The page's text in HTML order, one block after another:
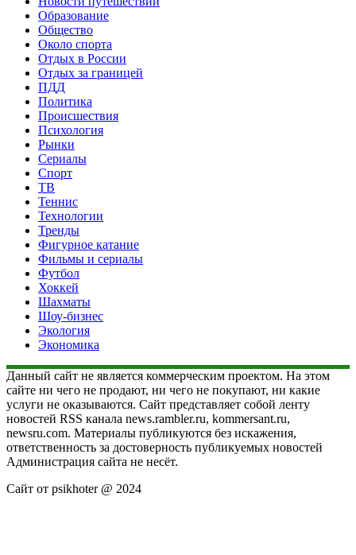
Образование
Общество
Около спорта
Отдых в России
Отдых за границей
ПДД
Политика
Происшествия
Психология
Рынки
Сериалы
Спорт
ТВ
Теннис
Технологии
Тренды
Фигурное катание
Фильмы и сериалы
Футбол
Хоккей
Шахматы
Шоу-бизнес
Экология
Экономика
Данный сайт не является коммерческим проектом. На этом
сайте ни чего не продают, ни чего не покупают, ни какие
услуги не оказываются. Сайт представляет собой ленту
новостей RSS канала news.rambler.ru, kommersant.ru,
newsru.com. Материалы публикуются без искажения,
ответственность за достоверность публикуемых новостей
Администрация сайта не несёт.
Сайт от psikhoter @ 2024